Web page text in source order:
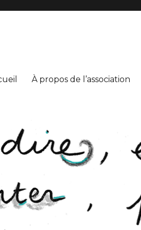
À propos de l’association